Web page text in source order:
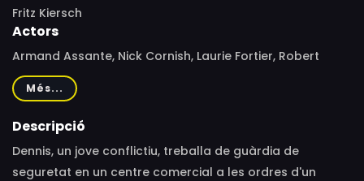
Fritz Kiersch
Actors
Armand Assante, Nick Cornish, Laurie Fortier, Robert
Rusler
Més...
Descripció
Dennis, un jove conflictiu, treballa de guàrdia de
seguretat en un centre comercial a les ordres d'un